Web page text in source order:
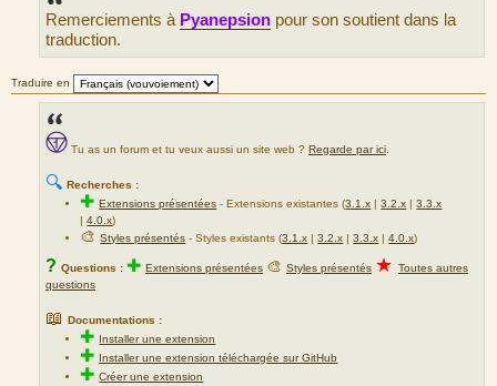
Remerciements à Pyanepsion pour son soutient dans la
traduction.
Traduire en
Tu as un forum et tu veux aussi un site web ? Regarde par ici
🔍 Recherches :
✚Extensions présentées -Extensions existantes (3.1.x |3.2.x |3.3.x
|4.0.x)
🎨Styles présentés - Styles existants (3.1.x |3.2.x |3.3.x |4.0.x)
? Questions : ✚ Extensions présentées 🎨 Styles présentés ★ Toutes autres
questions
📖 Documentations :
✚ Installer une extension
✚ Installer une extension téléchargée sur GitHub
✚Créer une extension